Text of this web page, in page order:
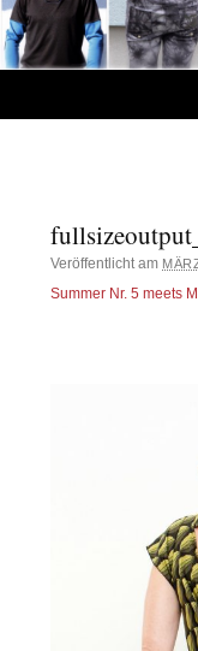
Veröffentlicht am
Summer Nr. 5 meets